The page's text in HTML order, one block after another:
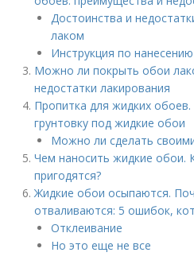
Достоинства и
лаком
Инструкция по
Можно ли покрыть обои
недостатки лакирования
Пропитка для жидких
грунтовку под жидкие обои
Можно ли сделать
Чем наносить жидкие обои.
пригодятся?
Жидкие обои осыпаются.
отваливаются: 5 ошибок,
Отклеивание
Но это еще не все